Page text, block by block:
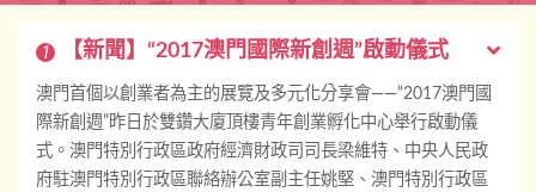
1 【新聞】“2017澳門國際新創週”啟動儀式
澳門首個以創業者為主的展覽及多元化分享會——“2017澳門國
際新創週”昨日於雙鑽大廈頂樓青年創業孵化中心舉行啟動儀
式。澳門特別行政區政府經濟財政司司長梁維特、中央人民政
府駐澳門特別行政區聯絡辦公室副主任姚堅、澳門特別行政區